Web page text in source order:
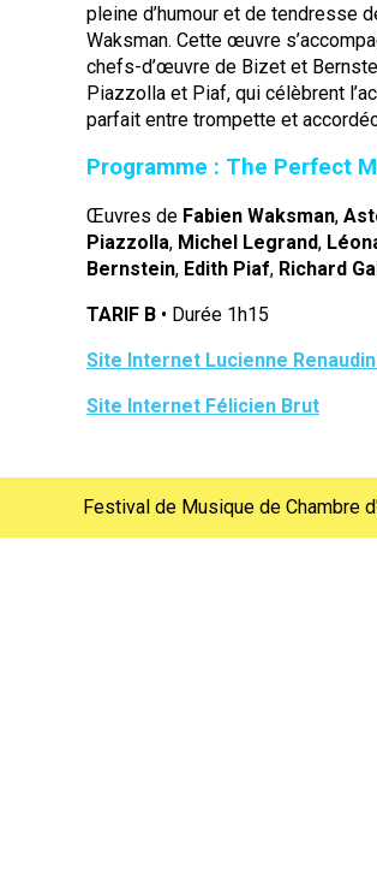
pleine d’humour et de tendresse
Waksman. Cette œuvre
chefs-d’œuvre de Bizet et
Piazzolla et Piaf, qui célèbrent
parfait entre trompette et
Programme : The Perfect
Œuvres de Fabien Waksman,
Piazzolla, Michel Legrand,
Bernstein, Edith Piaf, Richard
TARIF B • Durée 1h15
Site Internet Lucienne
Site Internet Félicien Brut
Festival de Musique de Chambre